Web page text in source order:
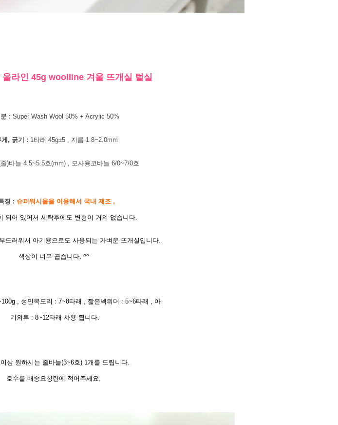
울라인 45g woolline 겨울 뜨개실 털실
: Super Wash Wool 50% + Acrylic 50%
게, 굵기 : 1타래 45g±5 , 지름 1.8~2.0mm
)바늘 4.5~5.5호(mm) , 모사용코바늘 6/0~7/0호
징 : 슈퍼워시울을 이용해서 국내 제조 ,
되어 있어서 세탁후에도 변형이 거의 없습니다.
드러워서 아기용으로도 사용되는 가벼운 뜨개실입니다.
색상이 너무 곱습니다. ^^
, 성인목도리 : 7~8타래 , 짧은넥워머 : 5~6타래 , 아
기외투 : 8~12타래 사용 됩니다.
상 원하시는 줄바늘(3~6호) 1개를 드립니다.
호수를 배송요청란에 적어주세요.